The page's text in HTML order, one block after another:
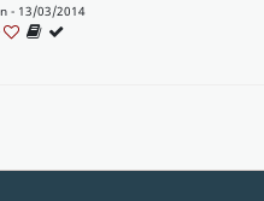
- 13/03/2014